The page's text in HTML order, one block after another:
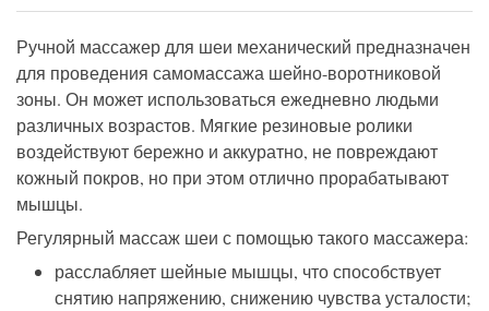
Ручной массажер для шеи механический предназначен
для проведения самомассажа шейно-воротниковой
зоны. Он может использоваться ежедневно людьми
различных возрастов. Мягкие резиновые ролики
воздействуют бережно и аккуратно, не повреждают
кожный покров, но при этом отлично прорабатывают
мышцы.
Регулярный массаж шеи с помощью такого массажера:
расслабляет шейные мышцы, что способствует
снятию напряжению, снижению чувства усталости;